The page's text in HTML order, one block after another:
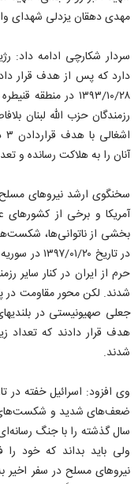
مهدی دهقان یزدلی شهدای
سردار شکارچی ادامه داد:
دارد که پس از هدف قرار
۲۸/‏۱۰/‏۱۳۹۳‬ در
رزمندگان حزب الله لبنان
آنان را به هلاکت رسانده و
سخنگوی ارشد نیروهای
آمریکا و برخی از کشورهای
حرم از ایران در کنار سایر
شدند. لکن محور مقاومت در
هدف قرار دادند که تعداد
شدند.
وی افزود: اسرائیل خفته در
سال گذشته را با جنگ
ولی باید بداند که خود